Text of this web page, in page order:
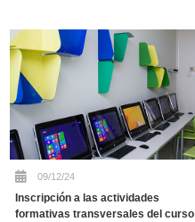
09/12/24
Inscripción a las actividades
formativas transversales del curso